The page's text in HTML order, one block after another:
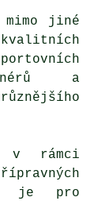
mimo jiné
a
v rámci
je pro